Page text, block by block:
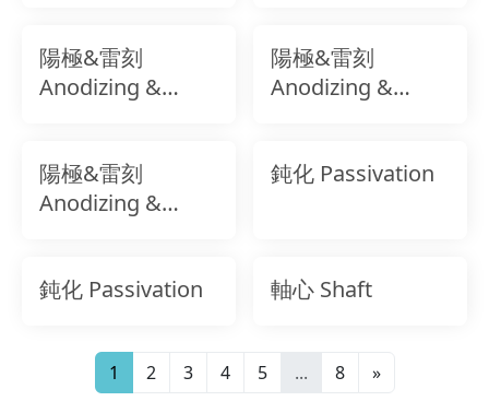
陽極&雷刻
Anodizing &
陽極&雷刻
Anodizing &
陽極&雷刻
Anodizing &
鈍化 Passivation
鈍化 Passivation 軸心 Shaft
1 2 3 4 5 ... 8 »